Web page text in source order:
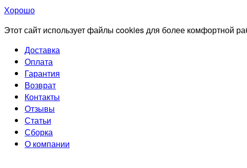
Хорошо
Этот сайт использует файлы cookies для более комфортной
Доставка
Оплата
Гарантия
Возврат
Контакты
Отзывы
Статьи
Сборка
О компании